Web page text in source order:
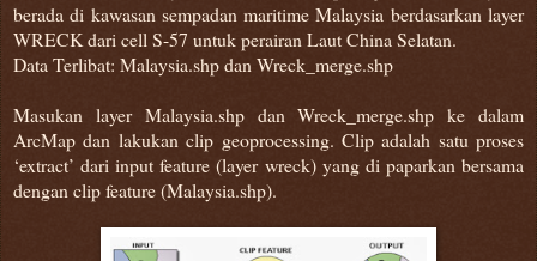
berada di kawasan sempadan maritime Malaysia berdasarkan layer
WRECK dari cell S-57 untuk perairan Laut China Selatan.
Data Terlibat: Malaysia.shp dan Wreck_merge.shp
Masukan layer Malaysia.shp dan Wreck_merge.shp ke dalam
ArcMap dan lakukan clip geoprocessing. Clip adalah satu proses
‘extract’ dari input feature (layer wreck) yang di paparkan bersama
dengan clip feature (Malaysia.shp).